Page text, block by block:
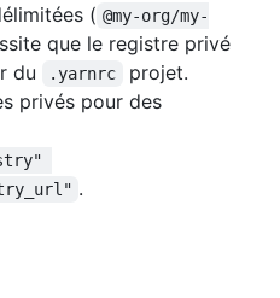
( @my-org/my-
que le registre privé
du
.yarnrc
projet.
privés pour des
.